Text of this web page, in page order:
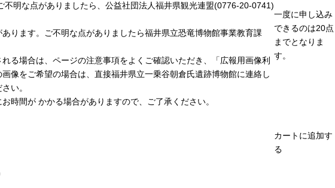
明な点がありましたら、公益社団法人福井県観光連盟(0776-20-0741)
ります。ご不明な点がありましたら福井県立恐竜博物館事業教育課
る場合は、ページの注意事項をよくご確認いただき、「広報用画像利
像をご希望の場合は、直接福井県立一乗谷朝倉氏遺跡博物館に連絡し
い。
時間が かかる場合がありますので、ご了承ください。
一度に申し込み
できるのは20点
までとなりま
す。
カートに追加す
る